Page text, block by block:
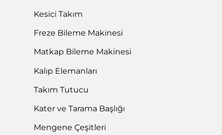
Kesici Takım
Freze Bileme Makinesi
Matkap Bileme Makinesi
Kalıp Elemanları
Takım Tutucu
Kater ve Tarama Başlığı
Mengene Çeşitleri